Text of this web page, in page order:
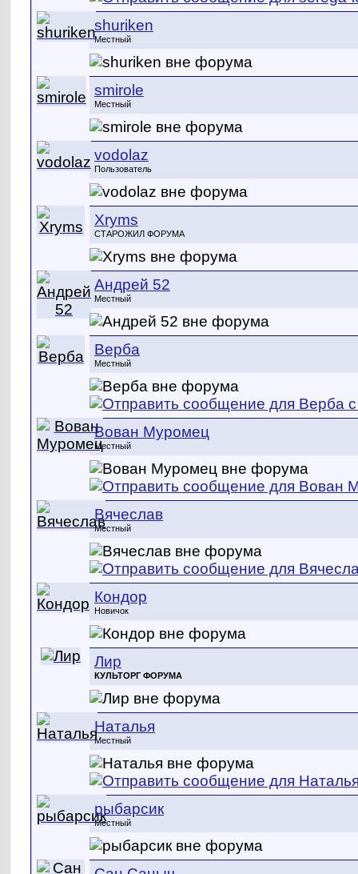
shuriken
Местный
smirole
Местный
vodolaz
Пользователь
Xryms
СТАРОЖИЛ ФОРУМА
Андрей 52
Местный
Верба
Местный
Вован Муромец
Местный
Вячеслав
Местный
Кондор
Новичок
Лир
КУЛЬТОРГ ФОРУМА
Наталья
Местный
рыбарсик
Местный